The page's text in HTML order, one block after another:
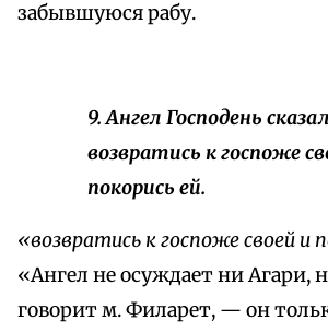
забывшуюся рабу.
9. Ангел Господень
возвратись к госпоже
покорись ей.
«возвратись к госпоже своей и
«Ангел не осуждает ни Агари,
говорит м. Филарет, — он